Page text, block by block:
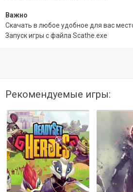
Важно
Скачать в любое удобное для вас
Запуск игры с файла Scathe.exe
Рекомендуемые игры: